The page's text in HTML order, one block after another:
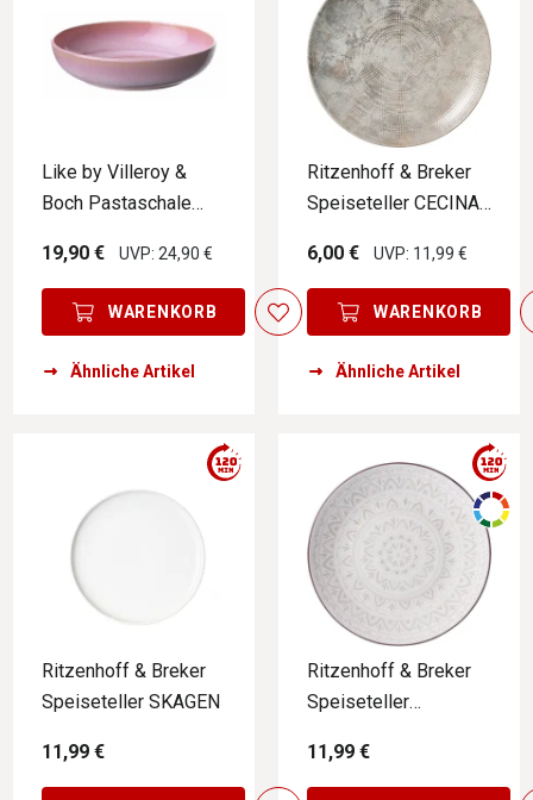
Like by Villeroy &
Boch Pastaschale
19,90 €
UVP: 24,90 €
WARENKORB
Ähnliche Artikel
Ritzenhoff & Breker
Speiseteller CECINA
6,00 €
UVP: 11,99 €
WARENKORB
Ähnliche Artikel
Ritzenhoff & Breker
Speiseteller SKAGEN
11,99 €
Ritzenhoff & Breker
Speiseteller
11,99 €